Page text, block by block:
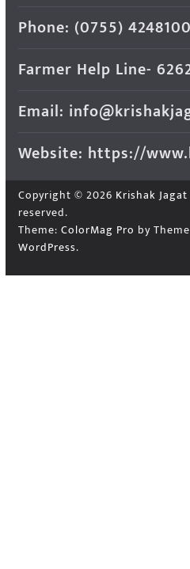
Phone: (0755) 4248100
Farmer Help Line-
Email:
Website: https://
Copyright © 2026 Krishak
reserved.
Theme: ColorMag Pro by
WordPress.